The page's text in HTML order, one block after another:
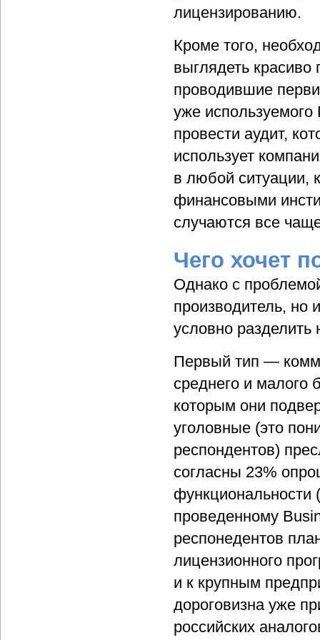
лицензированию.
Кроме того,
выглядеть красиво
проводившие
уже
провести аудит,
использует
в любой ситуации,
финансовыми
случаются все
Чего хочет
Однако с
производитель, но
условно разделить
Первый тип —
среднего и малого
которым они
уголовные (это
респондентов)
согласны 23%
функциональности
проведенному
респонедентов
лицензионного
и к крупным
дороговизна уже
российских